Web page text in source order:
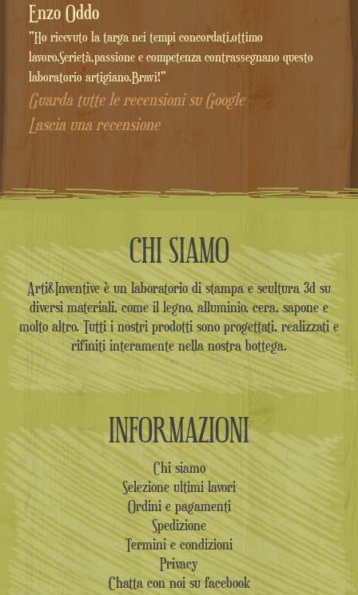
Enzo Oddo
"Ho ricevuto la targa nei tempi concordati,ottimo
lavoro.Serietà,passione e competenza contrassegnano questo
laboratorio artigiano.Bravi!"
Guarda tutte le recensioni su Google
Lascia una recensione
CHI SIAMO
Arti&Inventive è un laboratorio di stampa e scultura 3d su
diversi materiali, come il legno, alluminio, cera, sapone e
molto altro. Tutti i nostri prodotti sono progettati, realizzati e
rifiniti interamente nella nostra bottega.
INFORMAZIONI
Chi siamo
Selezione ultimi lavori
Ordini e pagamenti
Spedizione
Termini e condizioni
Privacy
Chatta con noi su facebook